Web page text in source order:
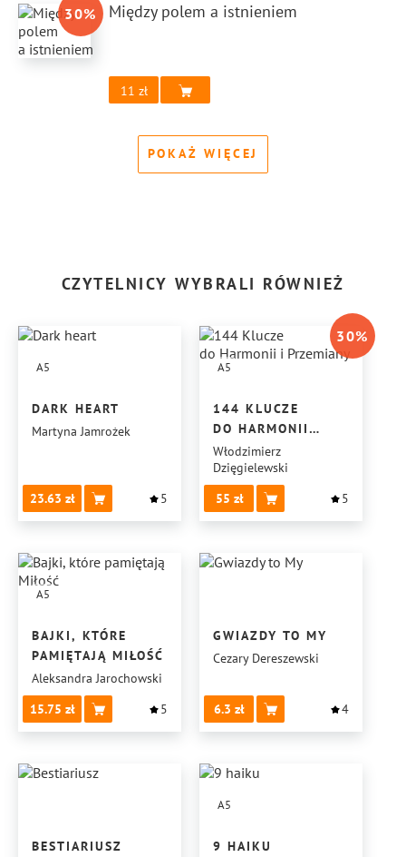
30% Między polem a istnieniem
11
POKAŻ WIĘCEJ
CZYTELNICY WYBRALI RÓWNIEŻ
A5
DARK HEART
Martyna Jamrożek
23.63 5
A5
30%
144 KLUCZE
DO HARMONII
I PRZEMIANY
Włodzimierz
Dzięgielewski
55
5
A5
BAJKI, KTÓRE
PAMIĘTAJĄ MIŁOŚĆ
Aleksandra Jarochowski
15.75
5
GWIAZDY TO MY
Cezary Dereszewski
6.3 4
BESTIARIUSZ
A5
9 HAIKU